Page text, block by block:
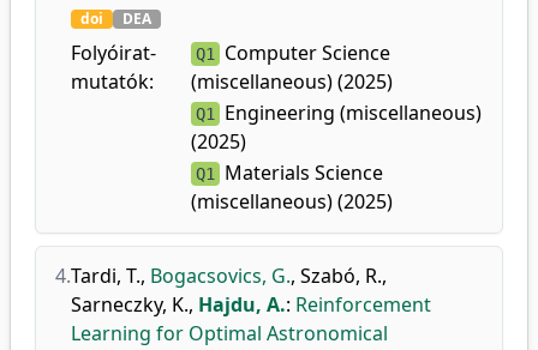
doi DEA
Folyóirat-
mutatók:
Q1
Computer Science
(miscellaneous) (2025)
Q1
Engineering (miscellaneous)
(2025)
Q1
Materials Science
(miscellaneous) (2025)
4.Tardi, T., Bogacsovics, G., Szabó, R.,
Sarneczky, K., Hajdu, A.: Reinforcement
Learning for Optimal Astronomical